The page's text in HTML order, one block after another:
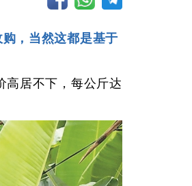
，当然这都是基于
高居不下，每公斤达